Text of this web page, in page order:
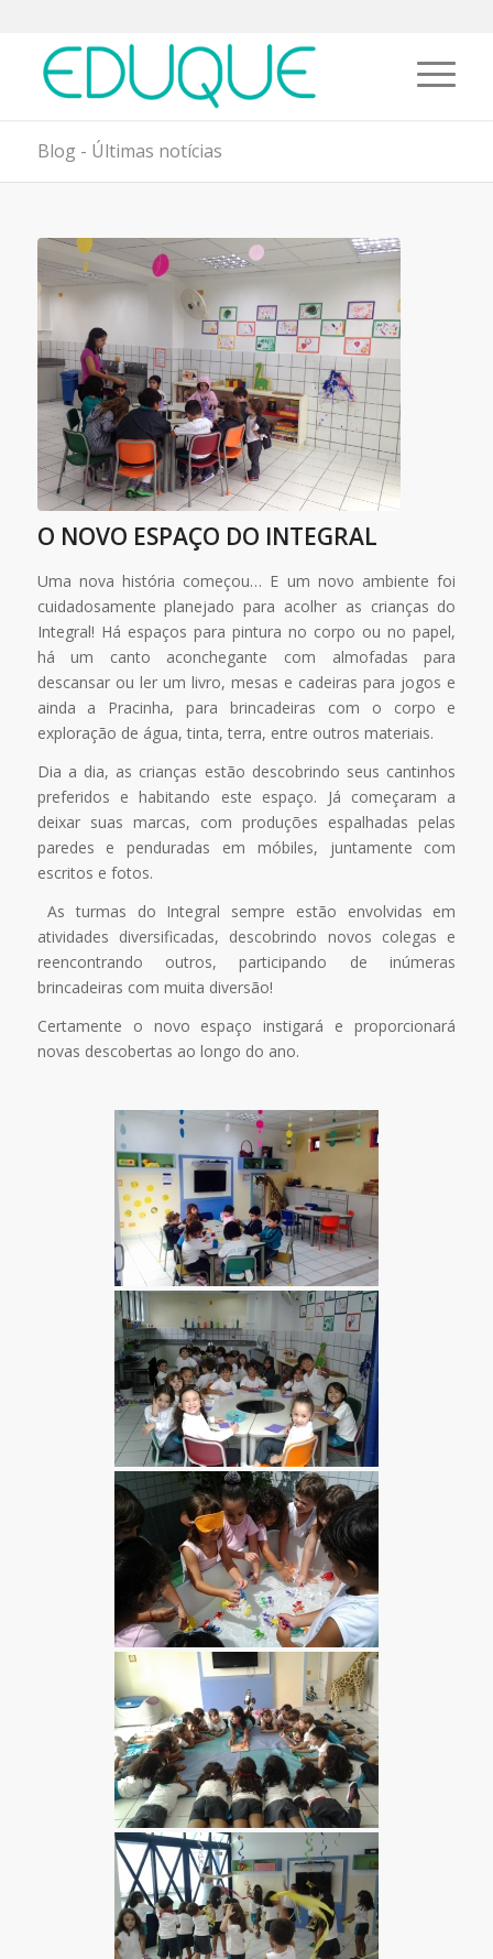
Blog - Últimas notícias
O NOVO ESPAÇO DO INTEGRAL
Uma nova história começou… E um novo ambiente foi
cuidadosamente planejado para acolher as crianças do
Integral! Há espaços para pintura no corpo ou no papel,
há um canto aconchegante com almofadas para
descansar ou ler um livro, mesas e cadeiras para jogos e
ainda a Pracinha, para brincadeiras com o corpo e
exploração de água, tinta, terra, entre outros materiais.
Dia a dia, as crianças estão descobrindo seus cantinhos
preferidos e habitando este espaço. Já começaram a
deixar suas marcas, com produções espalhadas pelas
paredes e penduradas em móbiles, juntamente com
escritos e fotos.
As turmas do Integral sempre estão envolvidas em
atividades diversificadas, descobrindo novos colegas e
reencontrando outros, participando de inúmeras
brincadeiras com muita diversão!
Certamente o novo espaço instigará e proporcionará
novas descobertas ao longo do ano.